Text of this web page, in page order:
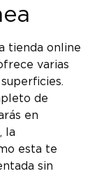
tienda online
varias
de
en
la
esta te
sin